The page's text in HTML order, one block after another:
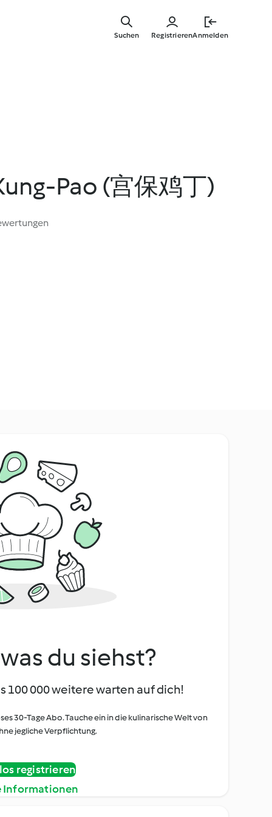
springen
RegistrierenAnmelden
Suchen
Pao (宫保鸡丁)
du siehst?
100 000 weitere warten auf dich!
30-Tage Abo. Tauche ein in die kulinarische Welt von
jegliche Verpflichtung.
registrieren
Informationen